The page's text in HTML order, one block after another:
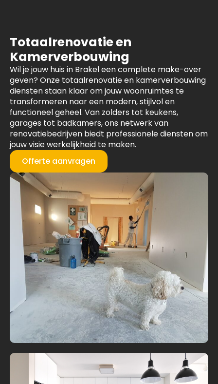
Totaalrenovatie en
Kamerverbouwing
Wil je jouw huis in Brakel een complete make-over
geven? Onze totaalrenovatie en kamerverbouwing
diensten staan klaar om jouw woonruimtes te
transformeren naar een modern, stijlvol en
functioneel geheel. Van zolders tot keukens,
garages tot badkamers, ons netwerk van
renovatiebedrijven biedt professionele diensten om
jouw visie werkelijkheid te maken.
Offerte aanvragen